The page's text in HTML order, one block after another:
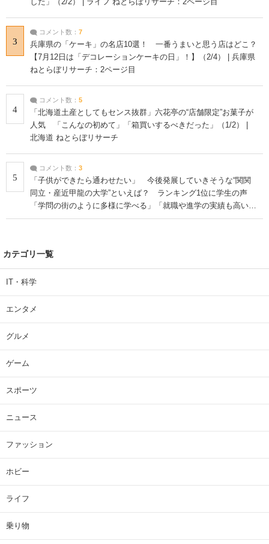
3
コメント数： 7
兵庫県の「ケーキ」の名店10選！ 一番うまいと思う店はどこ？
【7月12日は「デコレーションケーキの日」！】（2/4） | 兵庫県
ねとらぼリサーチ：2ページ目
4
コメント数： 5
「北海道土産としてもセンス抜群」六花亭の“店舗限定”お菓子が
人気 「こんなの初めて」「箱買いするべきだった」（1/2） |
北海道 ねとらぼリサーチ
5
コメント数： 3
「子供ができたら通わせたい」 今後発展していきそうな“関関
同立・産近甲龍の大学”といえば？ ランキング1位に学生の声
「学問の街のように多様に学べる」「就職や進学の実績も高い」
| 大学 ねとらぼリサーチ
カテゴリ一覧
IT・科学
エンタメ
グルメ
ゲーム
スポーツ
ニュース
ファッション
ホビー
ライフ
乗り物